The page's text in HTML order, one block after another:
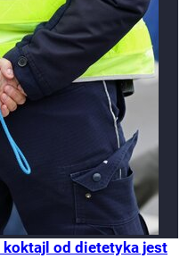
koktajl od dietetyka jest